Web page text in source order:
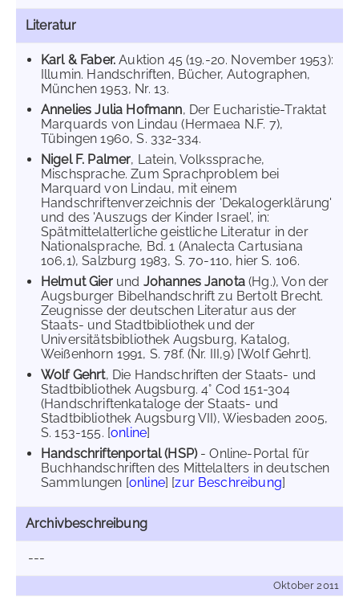
Literatur
Karl & Faber. Auktion 45 (19.-20. November 1953):
Illumin. Handschriften, Bücher, Autographen,
München 1953, Nr. 13.
Annelies Julia Hofmann, Der Eucharistie-Traktat
Marquards von Lindau (Hermaea N.F. 7),
Tübingen 1960, S. 332-334.
Nigel F. Palmer, Latein, Volkssprache,
Mischsprache. Zum Sprachproblem bei
Marquard von Lindau, mit einem
Handschriftenverzeichnis der 'Dekalogerklärung'
und des 'Auszugs der Kinder Israel', in:
Spätmittelalterliche geistliche Literatur in der
Nationalsprache, Bd. 1 (Analecta Cartusiana
106,1), Salzburg 1983, S. 70-110, hier S. 106.
Helmut Gierund Johannes Janota(Hg.), Von der
Augsburger Bibelhandschrift zu Bertolt Brecht.
Zeugnisse der deutschen Literatur aus der
Staats- und Stadtbibliothek und der
Universitätsbibliothek Augsburg, Katalog,
Weißenhorn 1991, S. 78f. (Nr. III,9) [Wolf Gehrt].
Wolf Gehrt, Die Handschriften der Staats- und
Stadtbibliothek Augsburg. 4° Cod 151-304
(Handschriftenkataloge der Staats- und
Stadtbibliothek Augsburg VII), Wiesbaden 2005,
S. 153-155. [online]
Handschriftenportal (HSP)- Online-Portal für
Buchhandschriften des Mittelalters in deutschen
Sammlungen [online] [zur Beschreibung]
Archivbeschreibung
---
Oktober 2011